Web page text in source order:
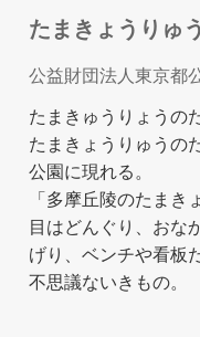
たまきょうりゅう
公益財団法人東京都
たまきゅうりょうの
たまきょうりゅうの
公園に現れる。
「多摩丘陵のたまき
目はどんぐり、おな
げり、ベンチや看板
不思議ないきもの。